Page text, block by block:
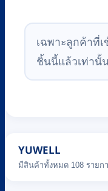
เฉพาะลูกค้าที่
ชิ้นนี้แล้วเท่านั้
YUWELL
มีสินค้าทั้งหมด 108 รายก